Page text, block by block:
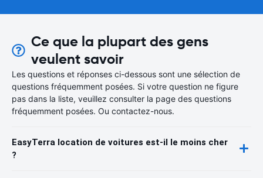
Ce que la plupart des gens
veulent savoir
Les questions et réponses ci-dessous sont une sélection de
questions fréquemment posées. Si votre question ne figure
pas dans la liste, veuillez consulter la page des questions
fréquemment posées. Ou contactez-nous.
EasyTerra location de voitures est-il le moins cher
?